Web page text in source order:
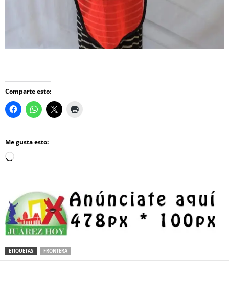
Comparte esto:
Me gusta esto:
Loading…
ETIQUETAS FRONTERA